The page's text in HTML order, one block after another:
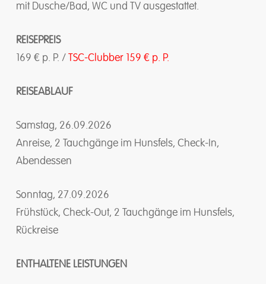
mit Dusche/Bad, WC und TV ausgestattet.
REISEPREIS
169 € p. P. / TSC-Clubber 159 € p. P.
REISEABLAUF
Samstag, 26.09.2026
Anreise, 2 Tauchgänge im Hunsfels, Check-In,
Abendessen
Sonntag, 27.09.2026
Frühstück, Check-Out, 2 Tauchgänge im Hunsfels,
Rückreise
ENTHALTENE LEISTUNGEN